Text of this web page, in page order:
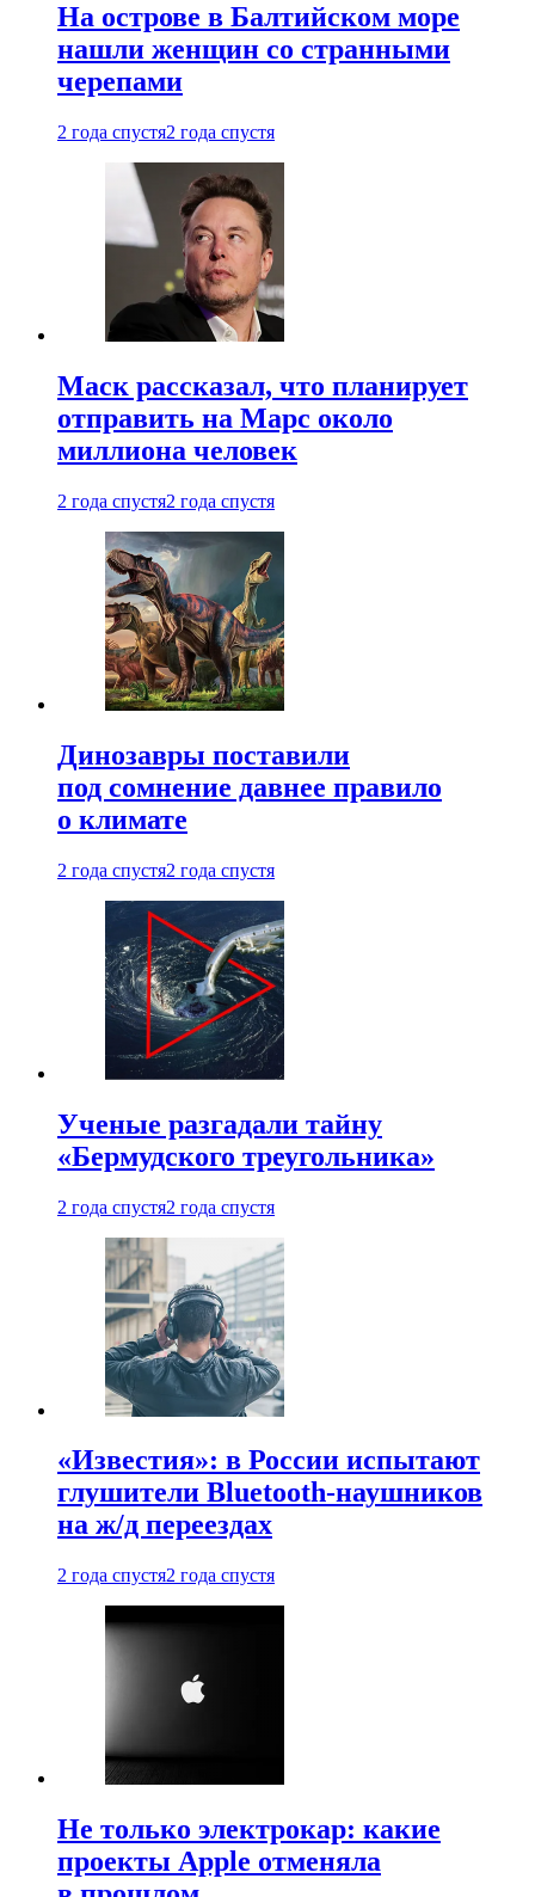
На острове в Балтийском море
нашли женщин со странными
черепами
2 года спустя2 года спустя
Маск рассказал, что планирует
отправить на Марс около
миллиона человек
2 года спустя2 года спустя
Динозавры поставили
под сомнение давнее правило
о климате
2 года спустя2 года спустя
Ученые разгадали тайну
«Бермудского треугольника»
2 года спустя2 года спустя
«Известия»: в России испытают
глушители Bluetooth-наушников
на ж/д переездах
2 года спустя2 года спустя
Не только электрокар: какие
проекты Apple отменяла